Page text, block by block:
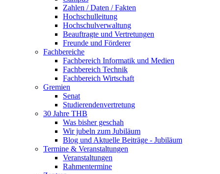
Zahlen / Daten / Fakten
Hochschulleitung
Hochschulverwaltung
Beauftragte und Vertretungen
Freunde und Förderer
Fachbereiche
Fachbereich Informatik und Medien
Fachbereich Technik
Fachbereich Wirtschaft
Gremien
Senat
Studierendenvertretung
30 Jahre THB
Was bisher geschah
Wir jubeln zum Jubiläum
Blog und Aktuelle Beiträge - Jubiläum
Termine & Veranstaltungen
Veranstaltungen
Rahmentermine